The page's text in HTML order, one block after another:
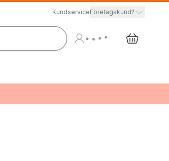
KundserviceFöretagskund?